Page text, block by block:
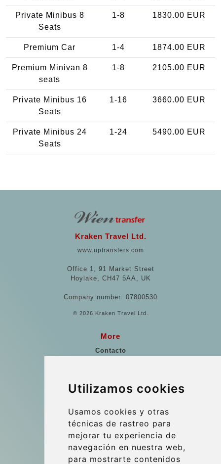
Utilizamos cookies
Usamos cookies y otras
técnicas de rastreo para
mejorar tu experiencia de
navegación en nuestra web,
para mostrarte contenidos
Private Minibus 8
Seats
1-8 1830.00 EUR
Premium Car 1-4 1874.00 EUR
Premium Minivan 8
seats
1-8 2105.00 EUR
Private Minibus 16
Seats
1-16 3660.00 EUR
Private Minibus 24
Seats
1-24 5490.00 EUR
Kraken Travel Ltd.
www.uptransfers.com
Office 1, 91 Market Street
Hoylake, CH47 5AA, UK
Company number: 07800530
© 2026 Kraken Travel Ltd.
More
Contacto
Referencias
Update cookies preferences
Contact